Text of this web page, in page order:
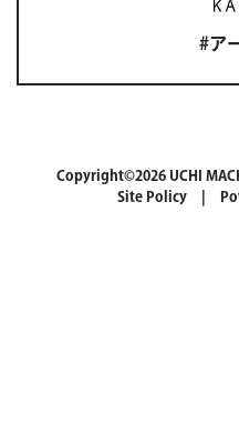
#ア
Copyright©2026 UCHI
Site Policy |